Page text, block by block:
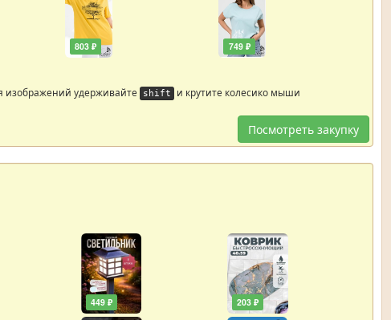
803 ₽ 749 ₽
изображений удерживайте shift и крутите колесико мыши
Посмотреть закупку
449 ₽ 203 ₽